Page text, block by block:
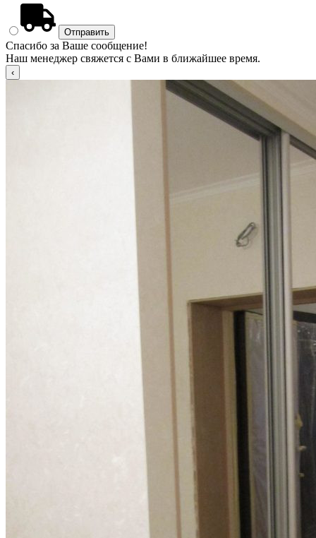
Спасибо за Ваше сообщение!
Наш менеджер свяжется с Вами в ближайшее время.